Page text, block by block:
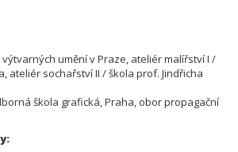
umění v Praze, ateliér malířství I /
ateliér sochařství II / škola prof. Jindřicha
škola grafická, Praha, obor propagační